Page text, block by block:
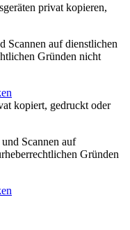
privat kopieren,
Scannen auf dienstlichen
Gründen nicht
kopiert, gedruckt oder
Scannen auf
Gründen